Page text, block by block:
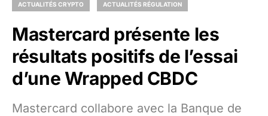
ACTUALITÉS CRYPTO ACTUALITÉS RÉGULATION
Mastercard présente les
résultats positifs de l’essai
d’une Wrapped CBDC
Mastercard collabore avec la Banque de